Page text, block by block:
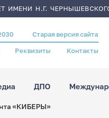
ИМЕНИ Н.Г.
Старая версия сайта
Реквизиты Контакты
ДПО
«КИБЕРЫ»